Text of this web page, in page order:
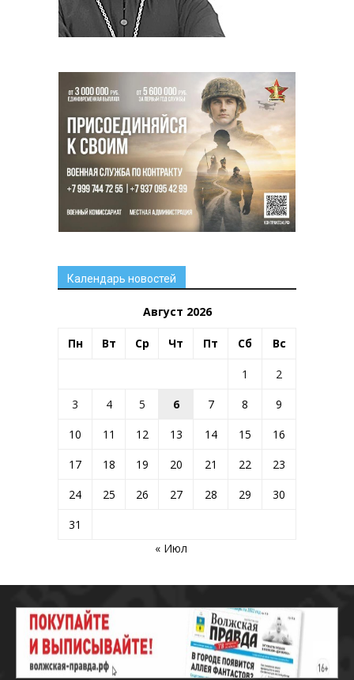
Календарь новостей
Август 2026
Пн Вт Ср Чт Пт Сб Вс
1
2
3
4 5 6 7 8
9
10
11 12 13 14 15
16
17
18 19 20 21 22
23
24
25 26 27 28 29
30
31
« Июл